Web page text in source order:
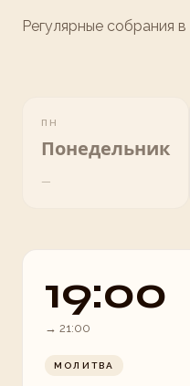
Регулярные собрания
ПН
Понедельник
—
19:00
→ 21:00
МОЛИТВА